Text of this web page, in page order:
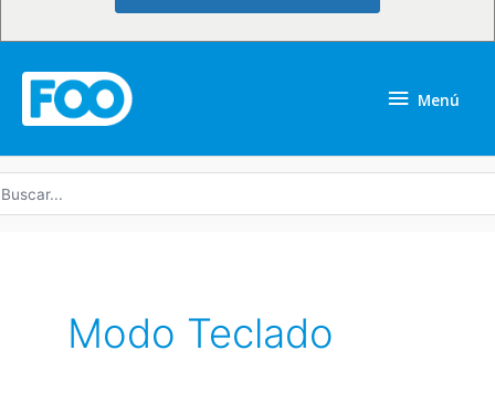
Menú
Modo Teclado